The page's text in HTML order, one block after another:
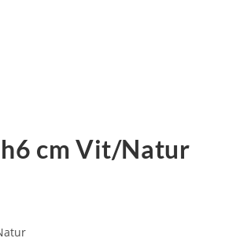
cm Vit/Natur